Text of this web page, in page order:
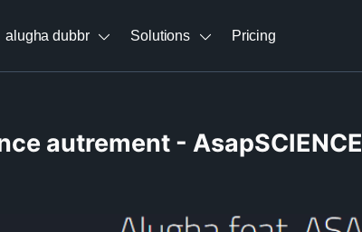
alugha dubbr Solutions Pricing
autrement - AsapSCIENCE